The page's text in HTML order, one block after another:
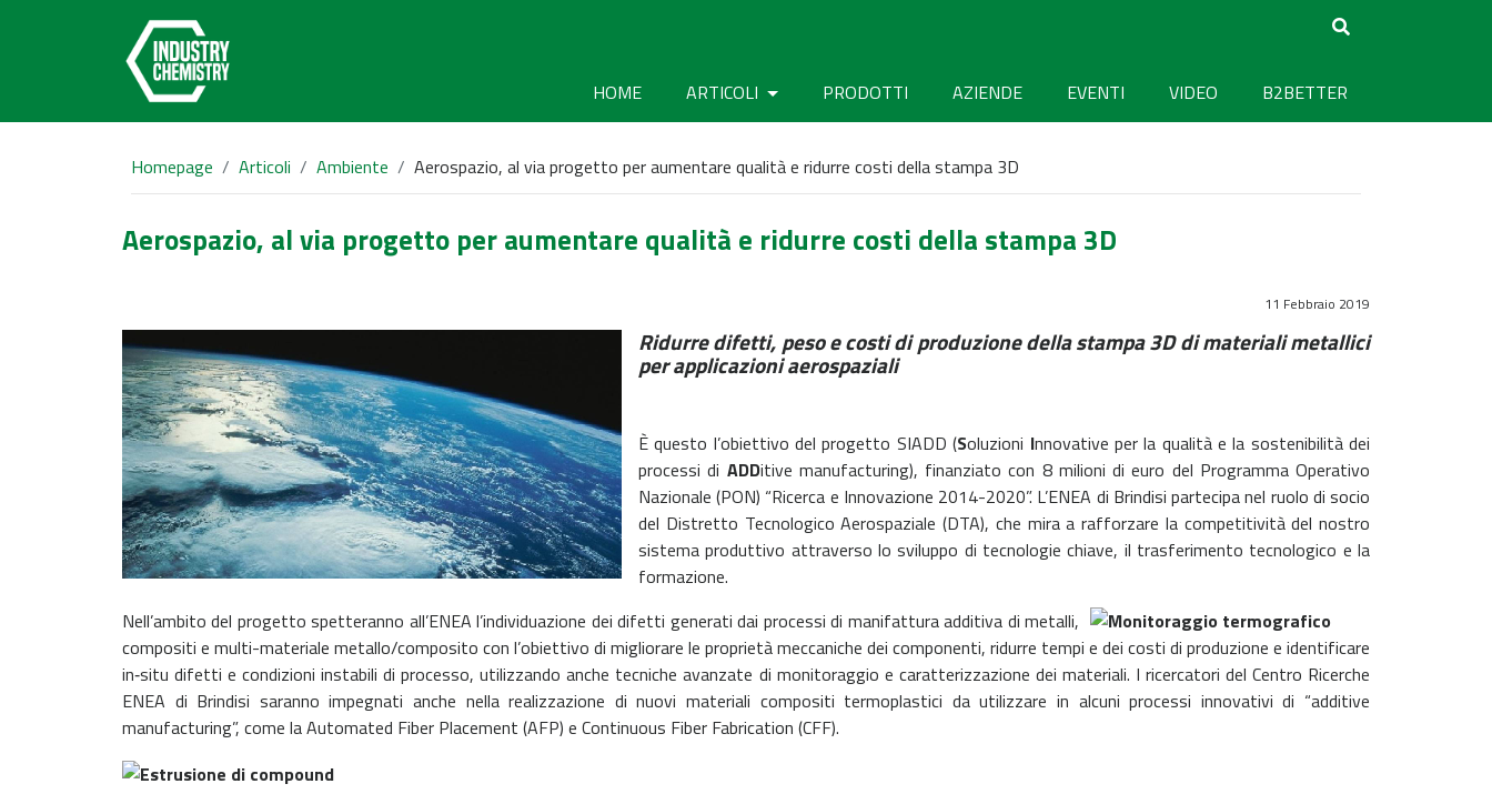
HOME ARTICOLI PRODOTTI AZIENDE EVENTI VIDEO B2BETTER
Homepage Articoli Ambiente Aerospazio, al via progetto per aumentare qualità e ridurre costi della stampa 3D
Aerospazio, al via progetto per aumentare qualità e ridurre costi della stampa 3D
11 Febbraio 2019
Ridurre difetti, peso e costi di produzione della stampa 3D di materiali metallici
per applicazioni aerospaziali
È questo l’obiettivo del progetto SIADD (Soluzioni Innovative per la qualità e la sostenibilità dei
processi di ADDitive manufacturing), finanziato con 8 milioni di euro del Programma Operativo
Nazionale (PON) “Ricerca e Innovazione 2014-2020”. L’ENEA di Brindisi partecipa nel ruolo di socio
del Distretto Tecnologico Aerospaziale (DTA), che mira a rafforzare la competitività del nostro
sistema produttivo attraverso lo sviluppo di tecnologie chiave, il trasferimento tecnologico e la
formazione.
Nell’ambito del progetto spetteranno all’ENEA l’individuazione dei difetti generati dai processi di manifattura additiva di metalli,
compositi e multi-materiale metallo/composito con l’obiettivo di migliorare le proprietà meccaniche dei componenti, ridurre tempi e dei costi di produzione e identificare
in‐situ difetti e condizioni instabili di processo, utilizzando anche tecniche avanzate di monitoraggio e caratterizzazione dei materiali. I ricercatori del Centro Ricerche
ENEA di Brindisi saranno impegnati anche nella realizzazione di nuovi materiali compositi termoplastici da utilizzare in alcuni processi innovativi di “additive
manufacturing”, come la Automated Fiber Placement (AFP) e Continuous Fiber Fabrication (CFF).